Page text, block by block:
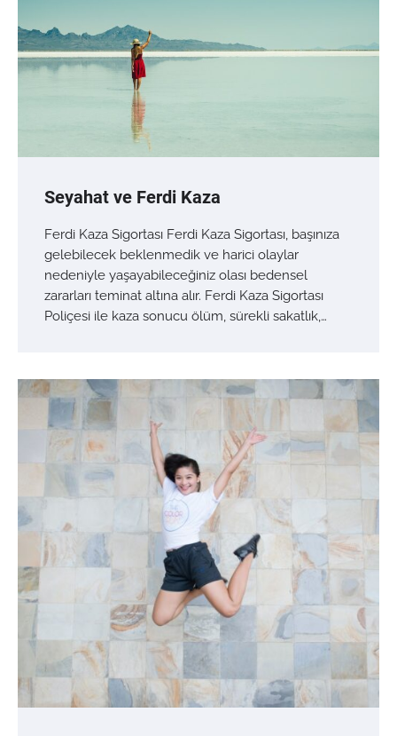
Seyahat ve Ferdi Kaza
Ferdi Kaza Sigortası Ferdi Kaza Sigortası, başınıza
gelebilecek beklenmedik ve harici olaylar
nedeniyle yaşayabileceğiniz olası bedensel
zararları teminat altına alır. Ferdi Kaza Sigortası
Poliçesi ile kaza sonucu ölüm, sürekli sakatlık,…